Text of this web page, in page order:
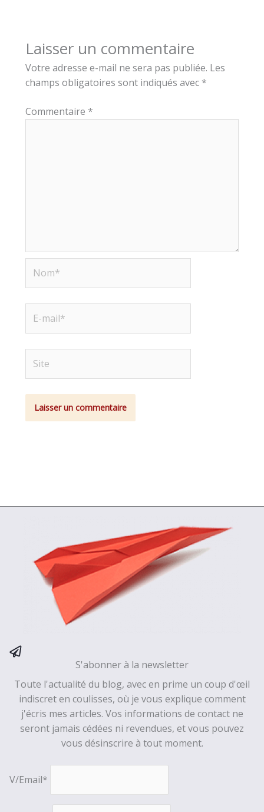
Laisser un commentaire
Votre adresse e-mail ne sera pas publiée. Les
champs obligatoires sont indiqués avec *
Commentaire *
mail*
S'abonner à la newsletter
Toute l'actualité du blog, avec en prime un coup d'œil
indiscret en coulisses, où je vous explique comment
j'écris mes articles. Vos informations de contact ne
seront jamais cédées ni revendues, et vous pouvez
vous désinscrire à tout moment.
V/Email*